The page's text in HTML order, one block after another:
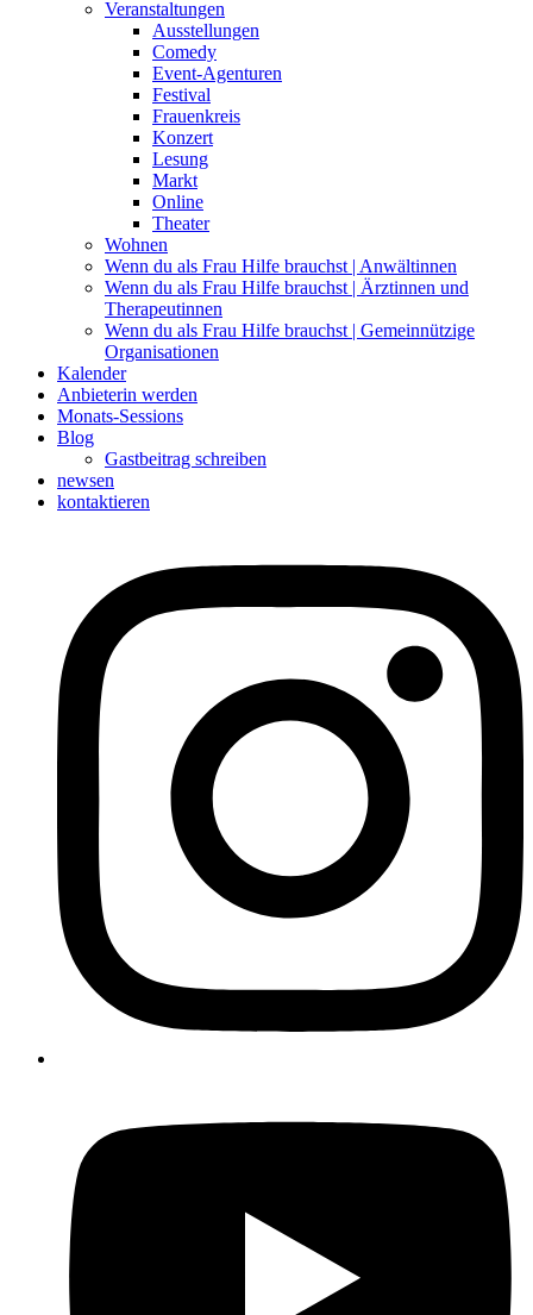
Veranstaltungen
Ausstellungen
Comedy
Event-Agenturen
Festival
Frauenkreis
Konzert
Lesung
Markt
Online
Theater
Wohnen
Wenn du als Frau Hilfe brauchst | Anwältinnen
Wenn du als Frau Hilfe brauchst | Ärztinnen und
Therapeutinnen
Wenn du als Frau Hilfe brauchst | Gemeinnützige
Organisationen
Kalender
Anbieterin werden
Monats-Sessions
Blog
Gastbeitrag schreiben
newsen
kontaktieren